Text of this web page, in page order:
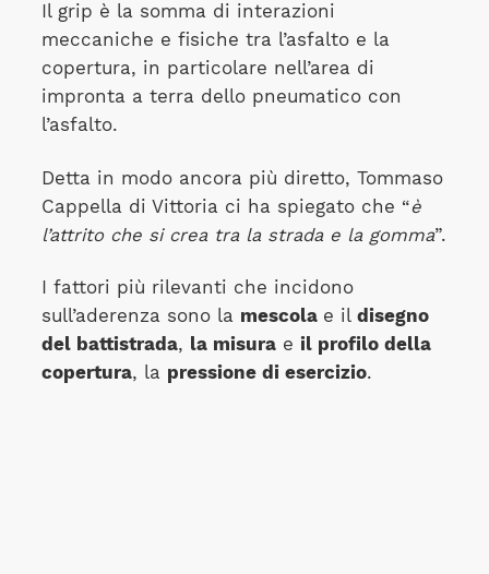
Il grip è la somma di interazioni
meccaniche e fisiche tra l’asfalto e la
copertura, in particolare nell’area di
impronta a terra dello pneumatico con
l’asfalto.
Detta in modo ancora più diretto, Tommaso
Cappella di Vittoria ci ha spiegato che “è
l’attrito che si crea tra la strada e la gomma”.
I fattori più rilevanti che incidono
sull’aderenza sono la mescola e ildisegno
del battistrada, la misurae il profilo della
copertura, la pressione di esercizio.